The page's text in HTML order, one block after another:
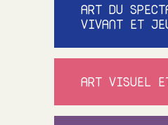
ART DU
VIVANT ET
ART VISUEL